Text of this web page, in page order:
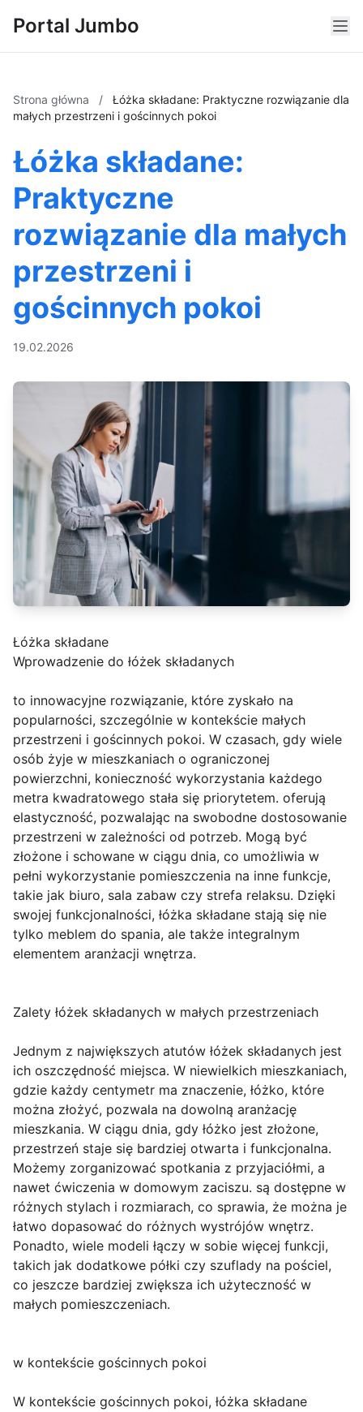
Portal Jumbo
Strona główna /
Łóżka składane: Praktyczne rozwiązanie dla
małych przestrzeni i gościnnych pokoi
Łóżka składane:
Praktyczne
rozwiązanie dla małych
przestrzeni i
gościnnych pokoi
19.02.2026
Łóżka składane
Wprowadzenie do łóżek składanych
to innowacyjne rozwiązanie, które zyskało na
popularności, szczególnie w kontekście małych
przestrzeni i gościnnych pokoi. W czasach, gdy wiele
osób żyje w mieszkaniach o ograniczonej
powierzchni, konieczność wykorzystania każdego
metra kwadratowego stała się priorytetem. oferują
elastyczność, pozwalając na swobodne dostosowanie
przestrzeni w zależności od potrzeb. Mogą być
złożone i schowane w ciągu dnia, co umożliwia w
pełni wykorzystanie pomieszczenia na inne funkcje,
takie jak biuro, sala zabaw czy strefa relaksu. Dzięki
swojej funkcjonalności, łóżka składane stają się nie
tylko meblem do spania, ale także integralnym
elementem aranżacji wnętrza.
Zalety łóżek składanych w małych przestrzeniach
Jednym z największych atutów łóżek składanych jest
ich oszczędność miejsca. W niewielkich mieszkaniach,
gdzie każdy centymetr ma znaczenie, łóżko, które
można złożyć, pozwala na dowolną aranżację
mieszkania. W ciągu dnia, gdy łóżko jest złożone,
przestrzeń staje się bardziej otwarta i funkcjonalna.
Możemy zorganizować spotkania z przyjaciółmi, a
nawet ćwiczenia w domowym zaciszu. są dostępne w
różnych stylach i rozmiarach, co sprawia, że można je
łatwo dopasować do różnych wystrójów wnętrz.
Ponadto, wiele modeli łączy w sobie więcej funkcji,
takich jak dodatkowe półki czy szuflady na pościel,
co jeszcze bardziej zwiększa ich użyteczność w
małych pomieszczeniach.
w kontekście gościnnych pokoi
W kontekście gościnnych pokoi, łóżka składane